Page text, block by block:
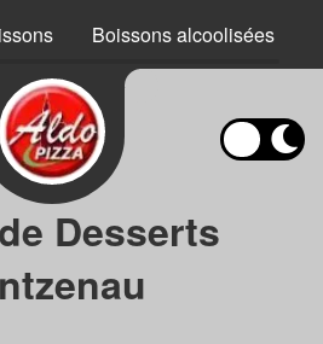
Boissons alcoolisées
Desserts